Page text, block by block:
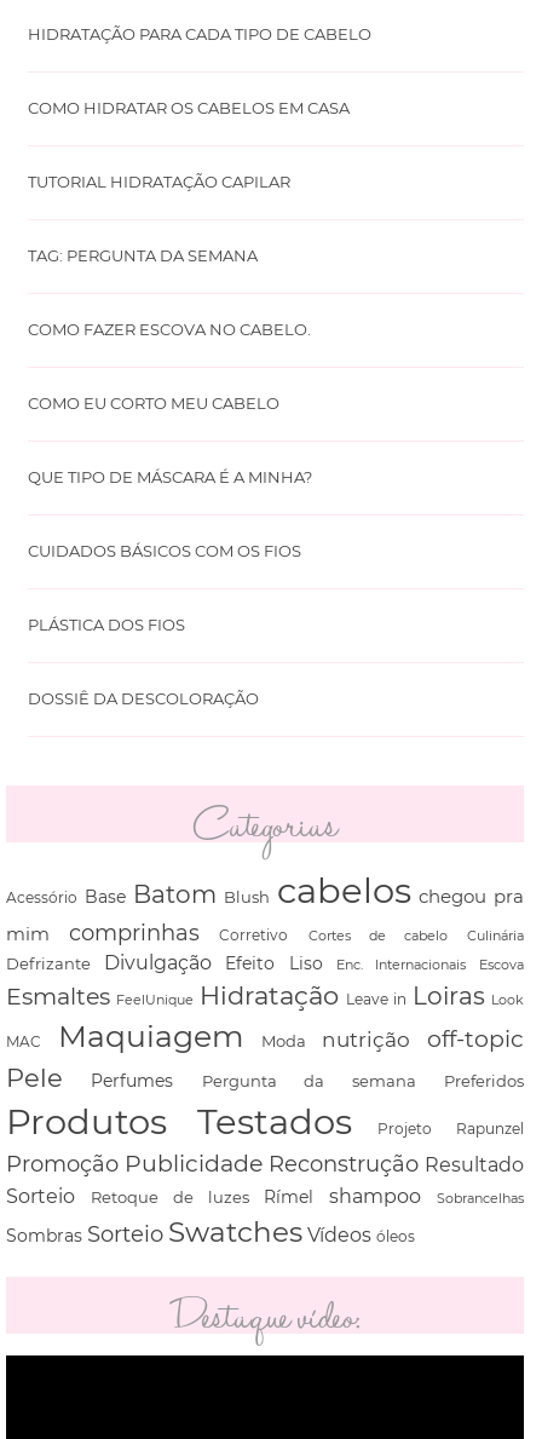
HIDRATAÇÃO PARA CADA TIPO DE CABELO
COMO HIDRATAR OS CABELOS EM CASA
TUTORIAL HIDRATAÇÃO CAPILAR
TAG: PERGUNTA DA SEMANA
COMO FAZER ESCOVA NO CABELO.
COMO EU CORTO MEU CABELO
QUE TIPO DE MÁSCARA É A MINHA?
CUIDADOS BÁSICOS COM OS FIOS
PLÁSTICA DOS FIOS
DOSSIÊ DA DESCOLORAÇÃO
Categorias
Acessório Base Batom Blush cabelos chegou pra
mim
comprinhas Corretivo Cortes de cabelo Culinária
Defrizante Divulgação Efeito Liso Enc. Internacionais Escova
Esmaltes FeelUnique Hidratação Leave in Loiras Look
MAC Maquiagem Moda nutrição off-topic
Pele Perfumes Pergunta da semana Preferidos
Produtos Testados Projeto Rapunzel
Promoção Publicidade Reconstrução Resultado
Sorteio
Retoque de luzes Rímel shampoo Sobrancelhas
Sombras Sorteio Swatches Vídeos óleos
Destaque vídeo: